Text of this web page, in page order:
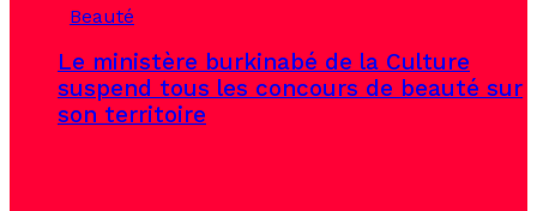
Beauté
Le ministère burkinabé de la Culture
suspend tous les concours de beauté sur
son territoire